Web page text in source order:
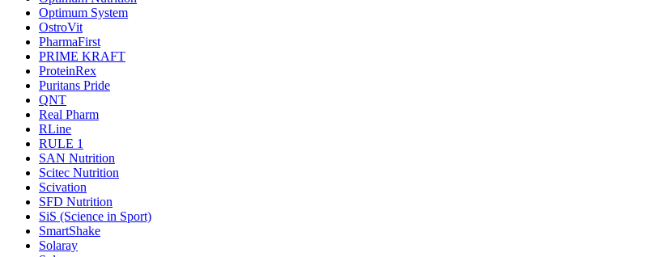
Optimum System
OstroVit
PharmaFirst
PRIME KRAFT
ProteinRex
Puritans Pride
QNT
Real Pharm
RLine
RULE 1
SAN Nutrition
Scitec Nutrition
Scivation
SFD Nutrition
SiS (Science in Sport)
SmartShake
Solaray